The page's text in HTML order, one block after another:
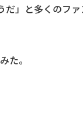
」と多くのフ
た。